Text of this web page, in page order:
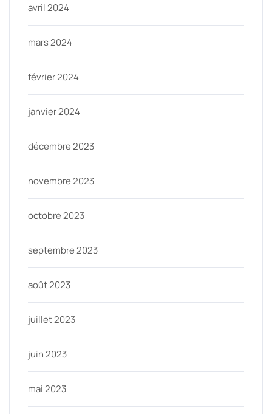
avril 2024
mars 2024
février 2024
janvier 2024
décembre 2023
novembre 2023
octobre 2023
septembre 2023
août 2023
juillet 2023
juin 2023
mai 2023